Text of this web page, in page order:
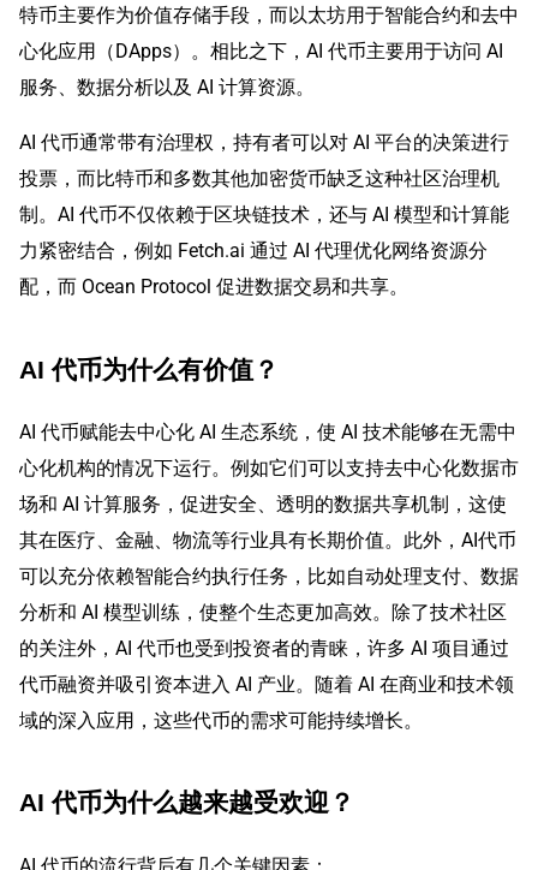
特币主要作为价值存储手段，而以太坊用于智能合约和去中
心化应用（DApps）。相比之下，AI 代币主要用于访问 AI
服务、数据分析以及 AI 计算资源。
AI 代币通常带有治理权，持有者可以对 AI 平台的决策进行
投票，而比特币和多数其他加密货币缺乏这种社区治理机
制。AI 代币不仅依赖于区块链技术，还与 AI 模型和计算能
力紧密结合，例如 Fetch.ai 通过 AI 代理优化网络资源分
配，而 Ocean Protocol 促进数据交易和共享。
AI 代币为什么有价值？
AI 代币赋能去中心化 AI 生态系统，使 AI 技术能够在无需中
心化机构的情况下运行。例如它们可以支持去中心化数据市
场和 AI 计算服务，促进安全、透明的数据共享机制，这使
其在医疗、金融、物流等行业具有长期价值。此外，AI代币
可以充分依赖智能合约执行任务，比如自动处理支付、数据
分析和 AI 模型训练，使整个生态更加高效。除了技术社区
的关注外，AI 代币也受到投资者的青睐，许多 AI 项目通过
代币融资并吸引资本进入 AI 产业。随着 AI 在商业和技术领
域的深入应用，这些代币的需求可能持续增长。
AI 代币为什么越来越受欢迎？